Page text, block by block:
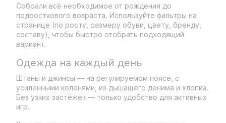
Собрали всё необходимое от рождения до
подросткового возраста. Используйте фильтры на
странице (по росту, размеру обуви, цвету, бренду,
составу), чтобы быстро отобрать подходящий
вариант.
Одежда на каждый день
Штаны и джинсы — на регулируемом поясе, с
усиленными коленями, из дышащего денима и хлопка.
Без узких застёжек — только удобство для активных
игр.